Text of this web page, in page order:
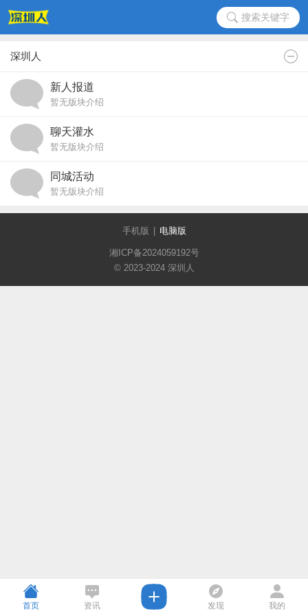
搜索关键字
深圳人
新人报道
暂无版块介绍
聊天灌水
暂无版块介绍
同城活动
暂无版块介绍
手机版 电脑版
湘ICP备2024059192号
© 2023-2024 深圳人
首页 资讯 发现 我的